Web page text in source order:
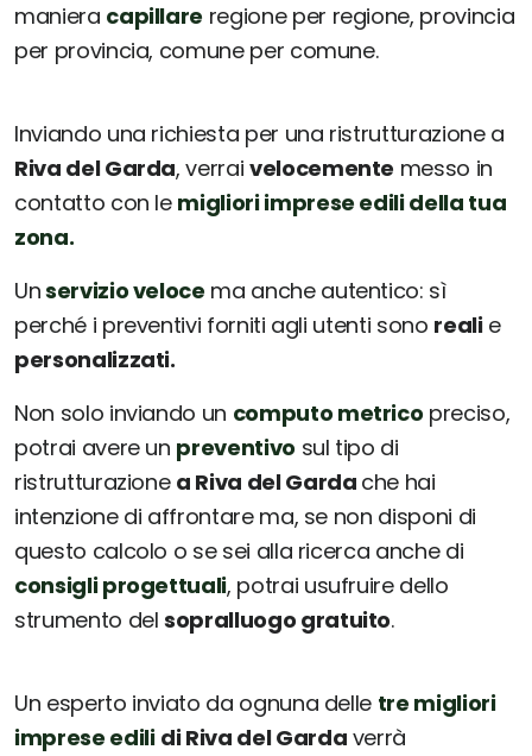
maniera capillare regione per regione, provincia
per provincia, comune per comune.
Inviando una richiesta per una ristrutturazione a
Riva del Garda, verrai velocemente messo in
contatto con le migliori imprese edili della tua
zona.
Unservizio veloce ma anche autentico: sì
perché i preventivi forniti agli utenti sono realie
personalizzati.
Non solo inviando un computo metrico preciso,
potrai avere un preventivo sul tipo di
ristrutturazione a Riva del Garda che hai
intenzione di affrontare ma, se non disponi di
questo calcolo o se sei alla ricerca anche di
consigli progettuali, potrai usufruire dello
strumento delsopralluogo gratuito.
Un esperto inviato da ognuna delle tre migliori
imprese edili di Riva del Garda verrà